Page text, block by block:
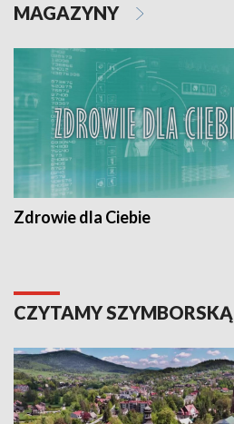
MAGAZYNY
Zdrowie dla Ciebie
CZYTAMY SZYMBORSKĄ